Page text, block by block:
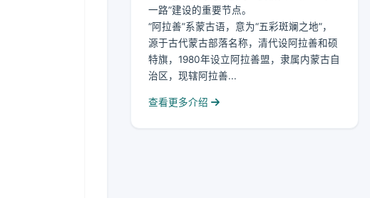
一路”建设的重要节点。
“阿拉善”系蒙古语，意为“五彩斑斓之地”，
源于古代蒙古部落名称，清代设阿拉善和硕
特旗，1980年设立阿拉善盟，隶属内蒙古自
治区，现辖阿拉善...
查看更多介绍